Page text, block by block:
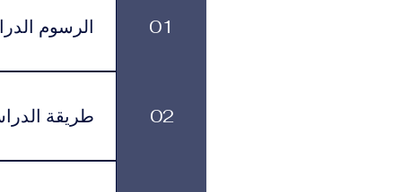
01 الرسوم
الرسوم
02 طريقة